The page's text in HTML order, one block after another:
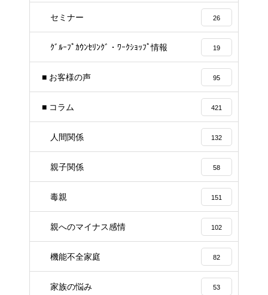
セミナー 26
ｸﾞﾙｰﾌﾟｶｳﾝｾﾘﾝｸﾞ・ﾜｰｸｼｮｯﾌﾟ情報 19
■ お客様の声 95
■ コラム 421
人間関係 132
親子関係 58
毒親 151
親へのマイナス感情 102
機能不全家庭 82
家族の悩み 53